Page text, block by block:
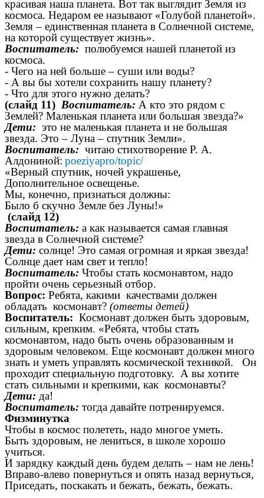
красивая наша планета. Вот так выглядит Земля из
космоса. Недаром ее называют «Голубой планетой».
Земля – единственная планета в Солнечной системе,
на которой существует жизнь».
Воспитатель: полюбуемся нашей планетой из
космоса.
- Чего на ней больше – суши или воды?
- А вы бы хотели сохранить нашу планету?
- Что для этого нужно делать?
(слайд 11) Воспитатель: А кто это рядом с
Землей? Маленькая планета или большая звезда?»
Дети: это не маленькая планета и не большая
звезда. Это – Луна – спутник Земли».
Воспитатель: читаю стихотворение Р. А.
Алдониной: poeziyapro/topic/
«Верный спутник, ночей украшенье,
Дополнительное освещенье.
Мы, конечно, признаться должны:
Было б скучно Земле без Луны!»
(слайд 12)
Воспитатель: а как называется самая главная
звезда в Солнечной системе?
Дети: солнце! Это самая огромная и яркая звезда!
Солнце дает нам свет и тепло!
Воспитатель: Чтобы стать космонавтом, надо
пройти очень серьезный отбор.
Вопрос: Ребята, какими качествами должен
обладать космонавт? (ответы детей)
Воспитатель: Космонавт должен быть здоровым,
сильным, крепким. «Ребята, чтобы стать
космонавтом, надо быть очень образованным и
здоровым человеком. Еще космонавт должен много
знать и уметь управлять космической техникой. Он
проходит специальную подготовку. А вы хотите
стать сильными и крепкими, как космонавты?
Дети: да!
Воспитатель: тогда давайте потренируемся.
Физминутка
Чтобы в космос полететь, надо многое уметь.
Быть здоровым, не лениться, в школе хорошо
учиться.
И зарядку каждый день будем делать – нам не лень!
Вправо-влево повернуться и опять назад вернуться,
Приседать, поскакать и бежать, бежать, бежать.